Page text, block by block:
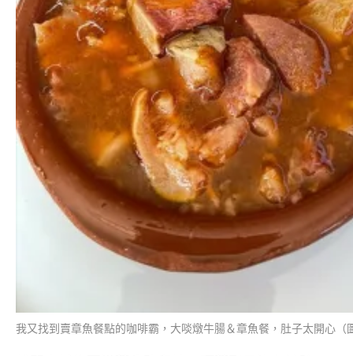
我又找到賣章魚餐點的咖啡霸，大啖燉牛腸＆章魚餐，肚子太開心（